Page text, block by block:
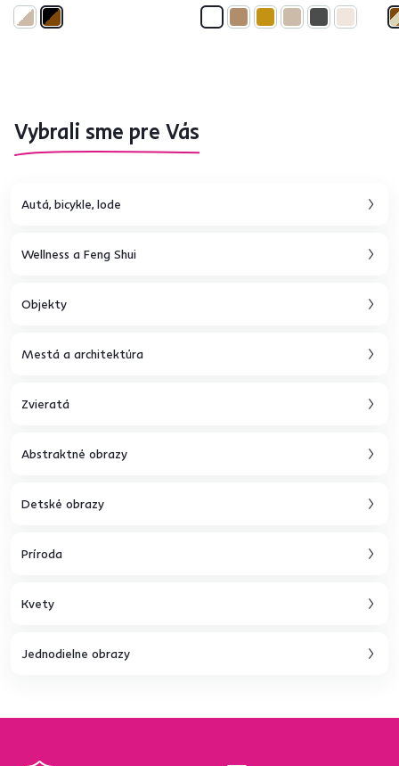
Vybrali sme pre Vás
Autá, bicykle, lode
Wellness a Feng Shui
Objekty
Mestá a architektúra
Zvieratá
Abstraktné obrazy
Detské obrazy
Príroda
Kvety
Jednodielne obrazy